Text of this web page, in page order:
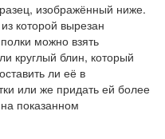
изображённый ниже.
которой вырезан
можно взять
круглый блин, который
ли её в
или же придать ей более
показанном